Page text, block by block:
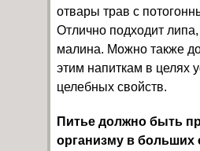
отвары трав с
Отлично подходит
малина. Можно также
этим напиткам в целях
целебных свойств.
Питье должно быть
организму в больших